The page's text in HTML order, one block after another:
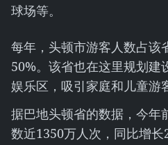
球场等。
每年，头顿市游客人数占该
50%。该省也在这里规划建
娱乐区，吸引家庭和儿童游
据巴地头顿省的数据，今年
数近1350万人次，同比增